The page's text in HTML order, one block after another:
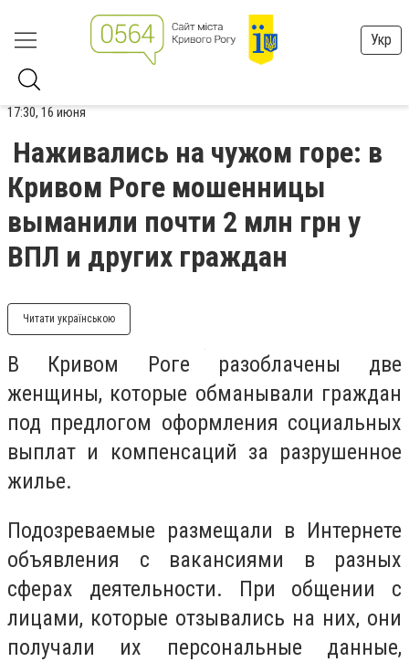
Укр
17:30, 16 июня
Наживались на чужом горе: в
Кривом Роге мошенницы
выманили почти 2 млн грн у
ВПЛ и других граждан
Читати українською
В Кривом Роге разоблачены две
женщины, которые обманывали граждан
под предлогом оформления социальных
выплат и компенсаций за разрушенное
жилье.
Подозреваемые размещали в Интернете
объявления с вакансиями в разных
сферах деятельности. При общении с
лицами, которые отзывались на них, они
получали их персональные данные,